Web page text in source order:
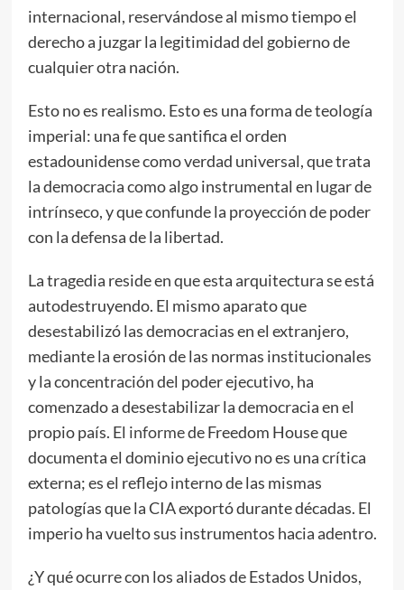
internacional, reservándose al mismo tiempo el
derecho a juzgar la legitimidad del gobierno de
cualquier otra nación.
Esto no es realismo. Esto es una forma de teología
imperial: una fe que santifica el orden
estadounidense como verdad universal, que trata
la democracia como algo instrumental en lugar de
intrínseco, y que confunde la proyección de poder
con la defensa de la libertad.
La tragedia reside en que esta arquitectura se está
autodestruyendo. El mismo aparato que
desestabilizó las democracias en el extranjero,
mediante la erosión de las normas institucionales
y la concentración del poder ejecutivo, ha
comenzado a desestabilizar la democracia en el
propio país. El informede Freedom House que
documenta el dominio ejecutivo no es una crítica
externa; es el reflejo interno de las mismas
patologías que la CIA exportó durante décadas. El
imperio ha vuelto sus instrumentos hacia adentro.
¿Y qué ocurre con los aliados de Estados Unidos,